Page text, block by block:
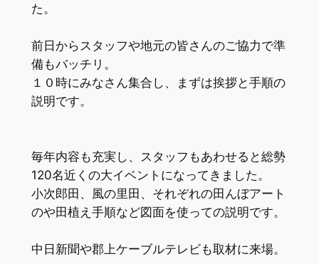
た。
前日からスタッフや地元の皆さんのご協力で準
備もバッチリ。
１０時にみなさん集合し、まずは挨拶と手順の
説明です。
毎年内容も充実し、スタッフもあわせると総勢
120名近くの大イベントになってきました。
小次郎田、風の里田、それぞれの田んぼアート
のや田植え手順など図面を使っての説明です。
中日新聞や郡上ケーブルテレビも取材に来場。